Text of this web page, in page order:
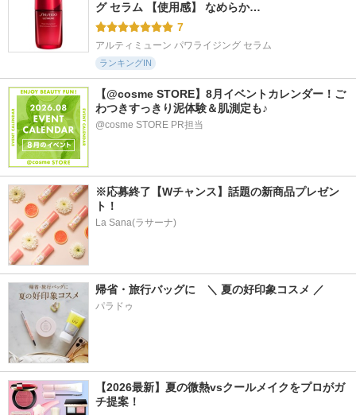
グ セラム 【使用感】 なめらか…
7
アルティミューン パワライジング セラム
ランキングIN
【@cosme STORE】8月イベントカレンダー！ご
わつきすっきり泥体験＆肌測定も♪
@cosme STORE PR担当
※応募終了【Wチャンス】話題の新商品プレゼン
ト！
La Sana(ラサーナ)
帰省・旅行バッグに　＼ 夏の好印象コスメ ／
パラドゥ
【2026最新】夏の微熱vsクールメイクをプロがガ
チ提案！